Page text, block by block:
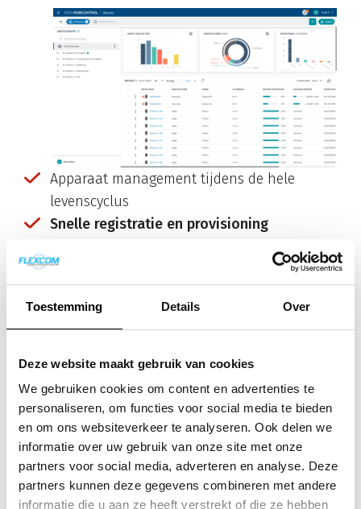
Toestemming Details Over
Deze website maakt gebruik van cookies
We gebruiken cookies om content en advertenties te
personaliseren, om functies voor social media te bieden
en om ons websiteverkeer te analyseren. Ook delen we
informatie over uw gebruik van onze site met onze
partners voor social media, adverteren en analyse. Deze
partners kunnen deze gegevens combineren met andere
informatie die u aan ze heeft verstrekt of die ze hebben
Apparaat management tijdens de hele
levenscyclus
Snelle registratie en provisioning
Apple DEP en Google Zero-Touch Enrollment.
Vind toestellen, stel virtuele grenzen en pas
Werkt met elk besturingssysteem
iOS, Android, Windows, Linux
Optimaliseer de productiviteit van
medewerkers
Deel bedrijfsdocumenten, -gegevens en -
bestanden veilig en snel.
Beheer de applicaties op alle devices